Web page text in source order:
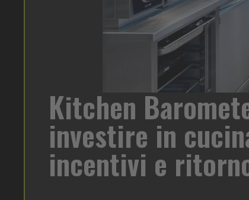
fase di forte trasformazione. A
da Statista per Rational, che
Heinz
per